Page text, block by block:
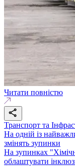
Читати повністю
Транспорт та
На одній із
змінять зупинки
На зупинках
облаштувати